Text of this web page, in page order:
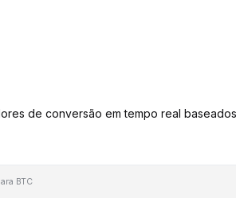
de conversão em tempo real
BTC